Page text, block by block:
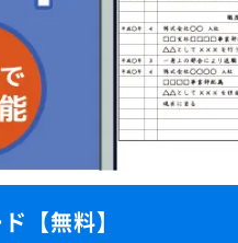
【無料】